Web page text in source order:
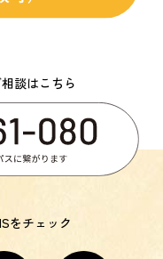
談はこちら
をチェック